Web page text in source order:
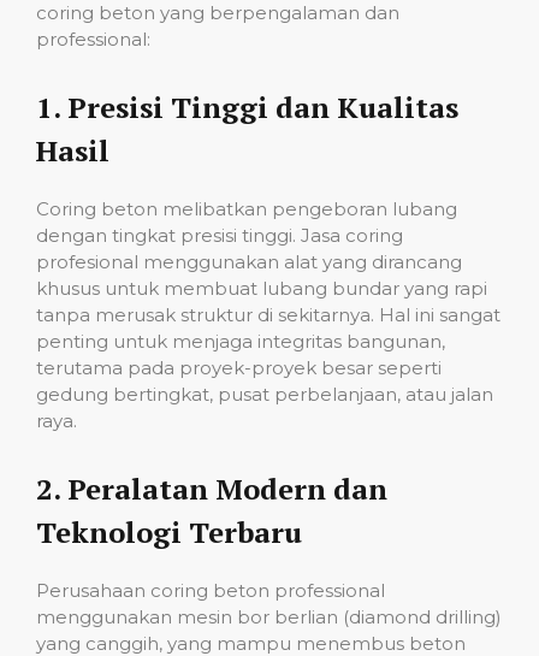
coring beton yang berpengalaman dan
professional:
1. Presisi Tinggi dan Kualitas
Hasil
Coring beton melibatkan pengeboran lubang
dengan tingkat presisi tinggi. Jasa coring
profesional menggunakan alat yang dirancang
khusus untuk membuat lubang bundar yang rapi
tanpa merusak struktur di sekitarnya. Hal ini sangat
penting untuk menjaga integritas bangunan,
terutama pada proyek-proyek besar seperti
gedung bertingkat, pusat perbelanjaan, atau jalan
raya.
2. Peralatan Modern dan
Teknologi Terbaru
Perusahaan coring beton professional
menggunakan mesin bor berlian (diamond drilling)
yang canggih, yang mampu menembus beton